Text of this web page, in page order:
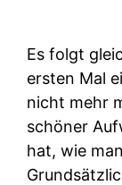
Es folgt
ersten Mal
nicht mehr
schöner
hat, wie